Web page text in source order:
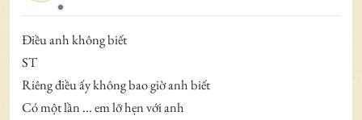
Ngoại tuyến
Điều anh không biết
ST
Riêng điều ấy không bao giờ anh biết
Có một lần ... em lỡ hẹn với anh